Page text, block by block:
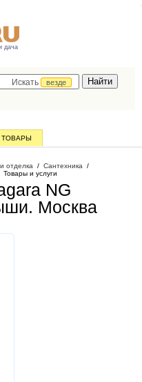
дача
Искать
везде
ТОВАРЫ
отделка / Сантехника /
Товары и услуги
NG
. Москва